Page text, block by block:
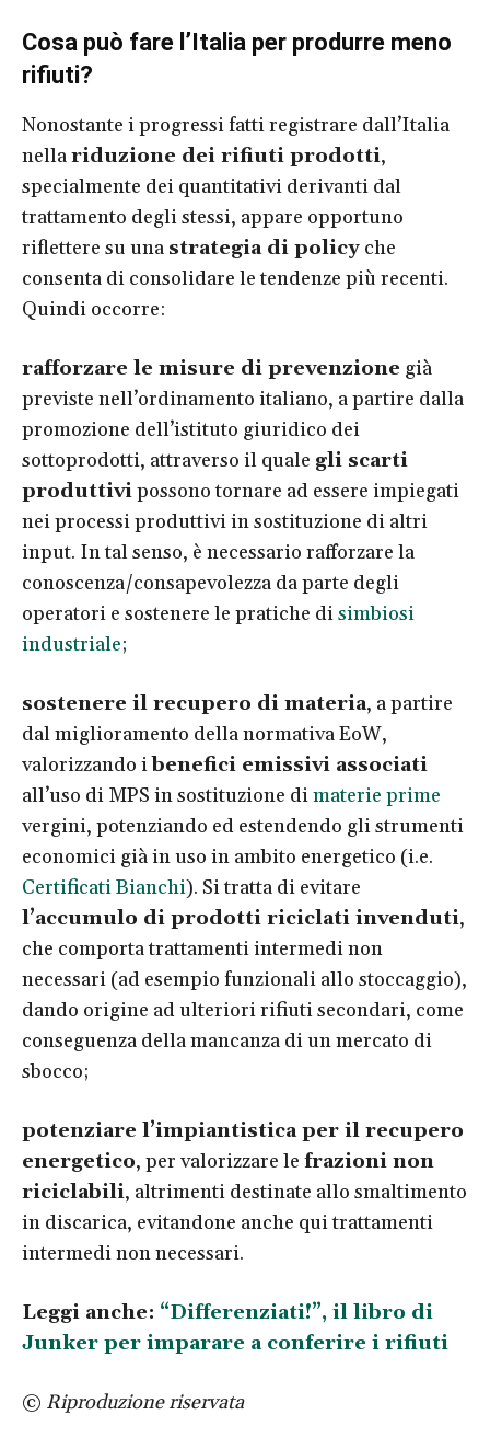
Cosa può fare l’Italia per produrre meno
rifiuti?
Nonostante i progressi fatti registrare dall’Italia
nellariduzione dei rifiuti prodotti,
specialmente dei quantitativi derivanti dal
trattamento degli stessi, appare opportuno
riflettere su una strategia di policy che
consenta di consolidare le tendenze più recenti.
Quindi occorre:
rafforzare le misure di prevenzione già
previste nell’ordinamento italiano, a partire dalla
promozione dell’istituto giuridico dei
sottoprodotti, attraverso il quale gli scarti
produttivipossono tornare ad essere impiegati
nei processi produttivi in sostituzione di altri
input. In tal senso, è necessario rafforzare la
conoscenza/consapevolezza da parte degli
operatori e sostenere le pratiche disimbiosi
industriale;
sostenere il recupero di materia, a partire
dal miglioramento della normativa EoW,
valorizzando ibenefici emissivi associati
all’uso di MPS in sostituzione dimaterie prime
vergini, potenziando ed estendendo gli strumenti
economici già in uso in ambito energetico (i.e.
Certificati Bianchi). Si tratta di evitare
l’accumulo di prodotti riciclati invenduti,
che comporta trattamenti intermedi non
necessari (ad esempio funzionali allo stoccaggio),
dando origine ad ulteriori rifiuti secondari, come
conseguenza della mancanza di un mercato di
sbocco;
potenziare l’impiantistica per il recupero
energetico, per valorizzare le frazioni non
riciclabili, altrimenti destinate allo smaltimento
in discarica, evitandone anche qui trattamenti
intermedi non necessari.
Leggi anche: “Differenziati!”, il libro di
Junker per imparare a conferire i rifiuti
© Riproduzione riservata